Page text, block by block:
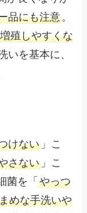
品にも注意。
殖しやすくな
いを基本に、
けない 」こ
さない 」こ
菌を「やっつ
めな手洗いや